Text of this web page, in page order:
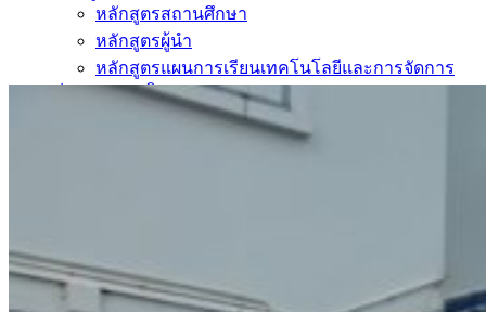
หลักสูตรสถานศึกษา
หลักสูตรผู้นำ
หลักสูตรแผนการเรียนเทคโนโลยีและการจัดการ
ข่าวสารและกิจกรรม
นักเรียนปัจจุบัน
ห้องสมุดและคลังข้อมูล
สิ่งอำนวยความสะดวก
การบริการ